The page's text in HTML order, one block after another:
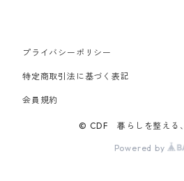
プライバシーポリシー
特定商取引法に基づく表記
会員規約
© CDF 暮らしを整える
Powered by